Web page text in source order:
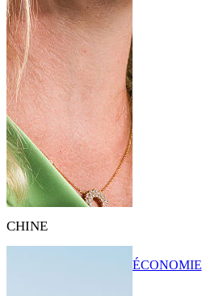
CHINE
ÉCONOMIE